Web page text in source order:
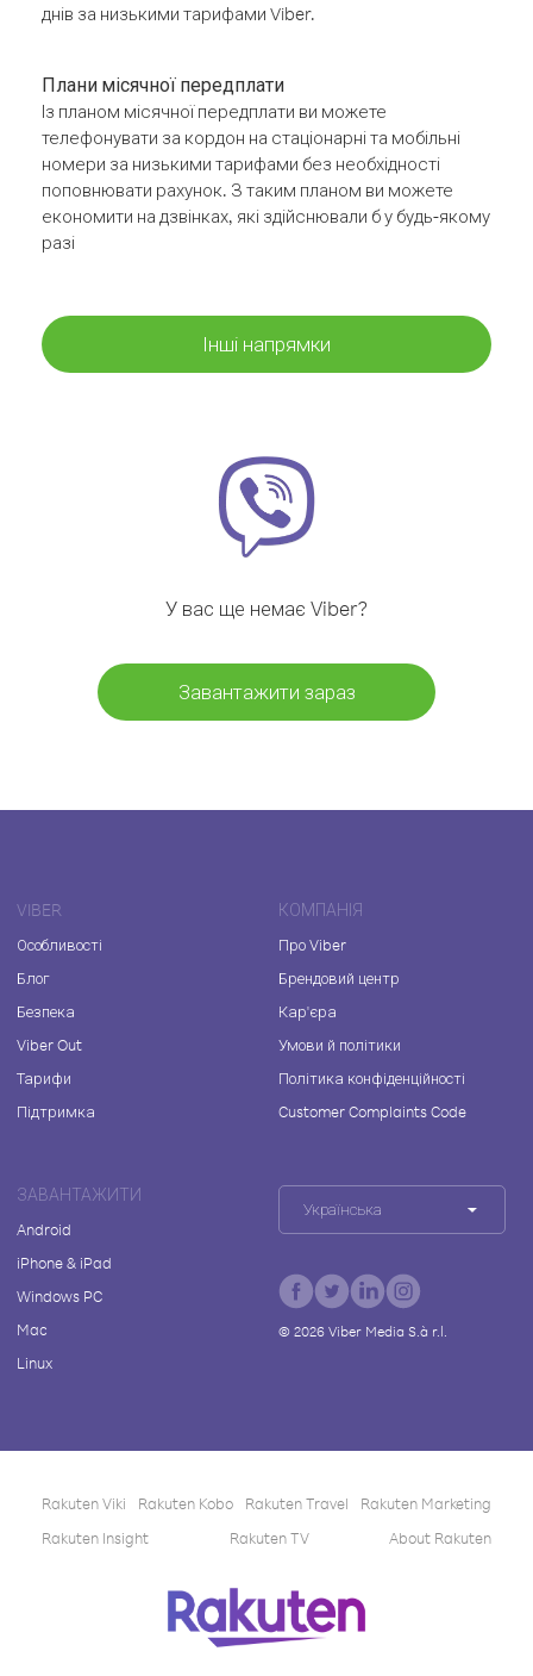
днів за низькими тарифами Viber.
Плани місячної передплати
Із планом місячної передплати ви можете
телефонувати за кордон на стаціонарні та мобільні
номери за низькими тарифами без необхідності
поповнювати рахунок. З таким планом ви можете
економити на дзвінках, які здійснювали б у будь-якому
разі
Інші напрямки
У вас ще немає Viber?
Завантажити зараз
VIBER
Особливості
Блог
Безпека
Viber Out
Тарифи
Підтримка
КОМПАНІЯ
Про Viber
Брендовий центр
Кар'єра
Умови й політики
Політика конфіденційності
Customer Complaints Code
ЗАВАНТАЖИТИ
Android
iPhone & iPad
Windows PC
Mac
Linux
Українська
© 2026Viber Media S.à r.l.
Rakuten Viki Rakuten Kobo Rakuten Travel
Rakuten Marketing
Rakuten Insight
Rakuten TV About Rakuten